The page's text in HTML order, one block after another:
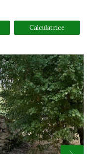
Calculatrice